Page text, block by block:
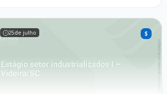
25de julho